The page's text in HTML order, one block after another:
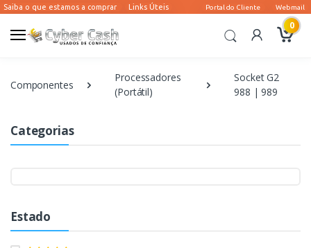
0
Componentes
Processadores
(Portátil)
Socket G2
988 | 989
Categorias
Estado